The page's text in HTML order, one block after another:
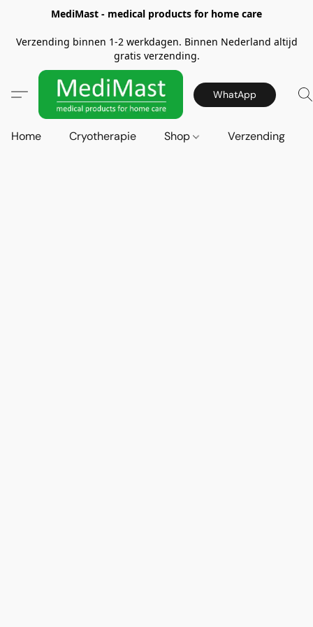
MediMast - medical products for home care
Verzending binnen 1-2 werkdagen. Binnen Nederland altijd
gratis verzending.
WhatApp
Home Cryotherapie Shop Verzending